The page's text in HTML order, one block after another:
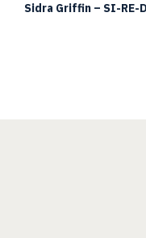
Sidra Griffin – SI-RE-